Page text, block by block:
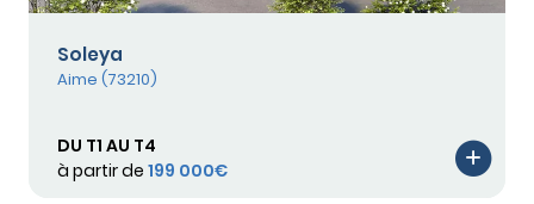
Soleya
Aime (73210)
DU T1 AU T4
à partir de 199 000€